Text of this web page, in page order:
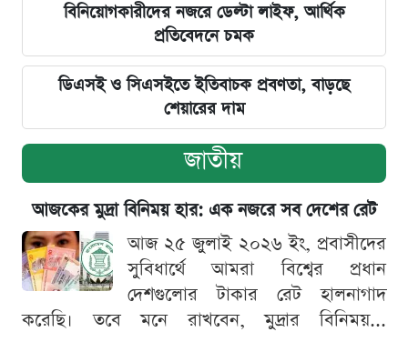
বিনিয়োগকারীদের নজরে ডেল্টা লাইফ, আর্থিক
প্রতিবেদনে চমক
ডিএসই ও সিএসইতে ইতিবাচক প্রবণতা, বাড়ছে
শেয়ারের দাম
জাতীয়
আজকের মুদ্রা বিনিময় হার: এক নজরে সব দেশের রেট
আজ ২৫ জুলাই ২০২৬ ইং, প্রবাসীদের
সুবিধার্থে আমরা বিশ্বের প্রধান
দেশগুলোর টাকার রেট হালনাগাদ
করেছি। তবে মনে রাখবেন, মুদ্রার বিনিময়...